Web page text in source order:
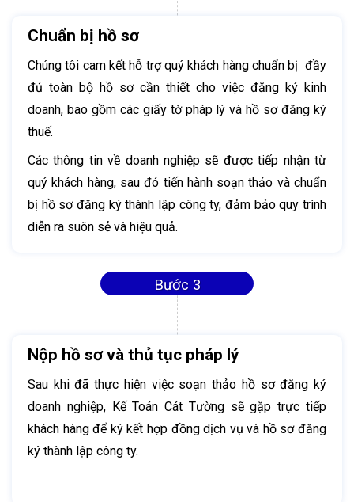
Chuẩn bị hồ sơ
Chúng tôi cam kết hỗ trợ quý khách hàng chuẩn bị đầy
đủ toàn bộ hồ sơ cần thiết cho việc đăng ký kinh
doanh, bao gồm các giấy tờ pháp lý và hồ sơ đăng ký
thuế.
Các thông tin về doanh nghiệp sẽ được tiếp nhận từ
quý khách hàng, sau đó tiến hành soạn thảo và chuẩn
bị hồ sơ đăng ký thành lập công ty, đảm bảo quy trình
diễn ra suôn sẻ và hiệu quả.
Bước 3
Nộp hồ sơ và thủ tục pháp lý
Sau khi đã thực hiện việc soạn thảo hồ sơ đăng ký
doanh nghiệp, Kế Toán Cát Tường sẽ gặp trực tiếp
khách hàng để ký kết hợp đồng dịch vụ và hồ sơ đăng
ký thành lập công ty.